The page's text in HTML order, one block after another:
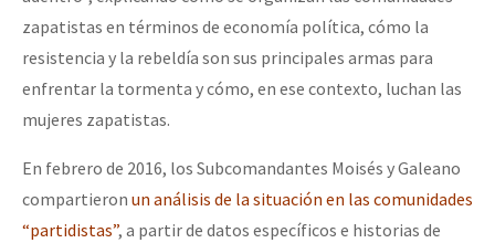
zapatistas en términos de economía política, cómo la
resistencia y la rebeldía son sus principales armas para
enfrentar la tormenta y cómo, en ese contexto, luchan las
mujeres zapatistas.
En febrero de 2016, los Subcomandantes Moisés y Galeano
compartieron un análisis de la situación en las comunidades
“partidistas”, a partir de datos específicos e historias de